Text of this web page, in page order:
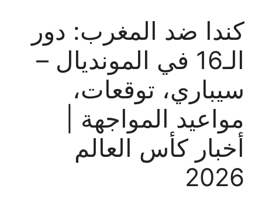
كندا ضد المغرب: دور
الـ16 في المونديال –
سيباري، توقعات،
مواعيد المواجهة |
أخبار كأس العالم
2026